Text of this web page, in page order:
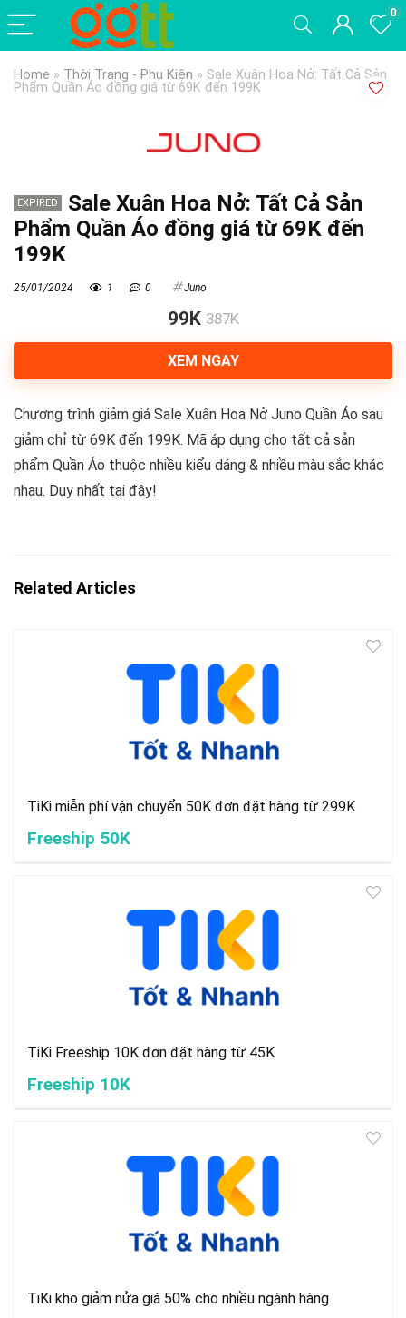
0
Home » Thời Trang - Phụ Kiện » Sale Xuân Hoa Nở: Tất Cả Sản
Phẩm Quần Áo đồng giá từ 69K đến 199K
EXPIRED
Sale Xuân Hoa Nở: Tất Cả Sản
Phẩm Quần Áo đồng giá từ 69K đến
199K
25/01/2024 1 0 Juno
99K 387K
XEM NGAY
Chương trình giảm giá Sale Xuân Hoa Nở Juno Quần Áo sau
giảm chỉ từ 69K đến 199K. Mã áp dụng cho tất cả sản
phẩm Quần Áo thuộc nhiều kiểu dáng & nhiều màu sắc khác
nhau. Duy nhất tại đây!
Related Articles
TiKi miễn phí vận chuyển 50K đơn đặt hàng từ 299K
Freeship 50K
TiKi Freeship 10K đơn đặt hàng từ 45K
Freeship 10K
TiKi kho giảm nửa giá 50% cho nhiều ngành hàng